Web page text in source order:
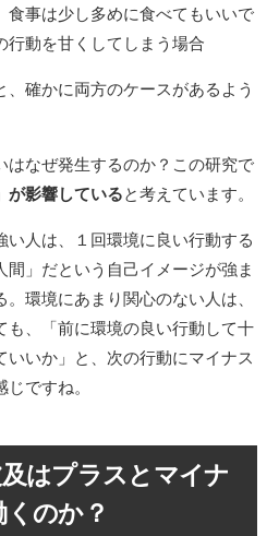
食事は少し多めに食べてもいいで
行動を甘くしてしまう場合
確かに両方のケースがあるよう
はなぜ発生するのか？この研究で
が影響していると考えています。
人は、１回環境に良い行動する
間」だという自己イメージが強ま
環境にあまり関心のない人は、
も、「前に環境の良い行動して十
いか」と、次の行動にマイナス
ですね。
はプラスとマイナ
のか？